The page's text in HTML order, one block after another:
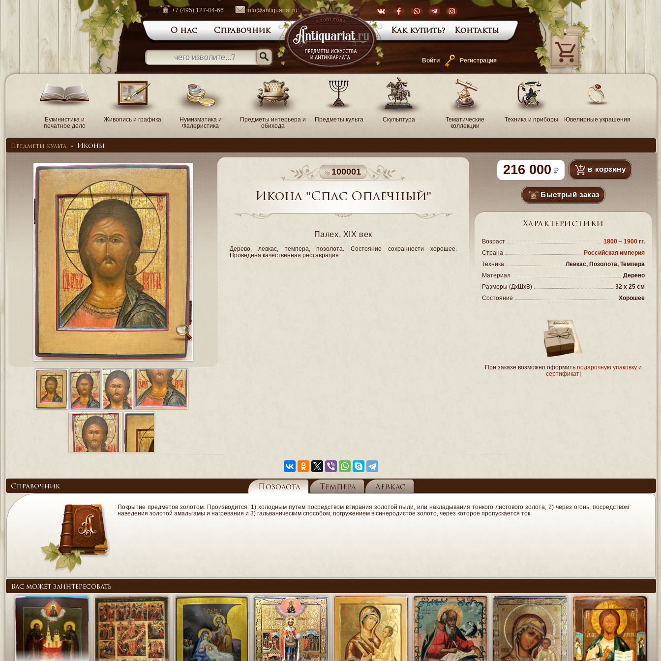
+7 (495) 127-04-66 info@antiquariat.ru
Войти Регистрация
О нас Справочник Как купить? Контакты
—
Букинистика и
печатное дело
Живопись и графика
Нумизматика и
Фалеристика
Предметы интерьера и
обихода
Предметы культа Скульптура
Тематические
коллекции
Техника и приборы Ювелирные украшения
Предметы культа » Иконы
100001
Икона "Спас Оплечный"
Палех, XIX век
Дерево, левкас, темпера, позолота. Состояние сохранности хорошее.
Проведена качественная реставрация
216 000 в корзину
Быстрый заказ
Характеристики
Возраст 1800 – 1900 гг.
Страна
Российская империя
Техника
Левкас, Позолота, Темпера
Материал
Дерево
Размеры (ДxШxВ)
32 x 25 см
Состояние
Хорошее
При заказе возможно оформить подарочную упаковку и
сертификат!
Справочник Позолота Темпера Левкас
Покрытие предметов золотом. Производится: 1) холодным путем посредством втирания золотой пыли, или накладывания тонкого листового золота; 2) через огонь, посредством
наведения золотой амальгамы и нагревания и 3) гальваническим способом, погружением в синеродистое золото, через которое пропускается ток.
Вас может заинтересовать